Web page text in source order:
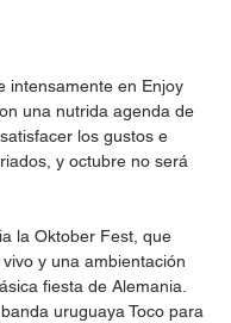
intensamente en Enjoy
una nutrida agenda de
los gustos e
y octubre no será
la Oktober Fest, que
y una ambientación
fiesta de Alemania.
uruguaya Toco para